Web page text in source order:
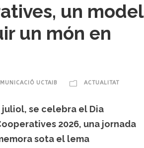
un model
un món en
UCTAIB ACTUALITAT
se celebra el Dia
2026, una jornada
sota el lema